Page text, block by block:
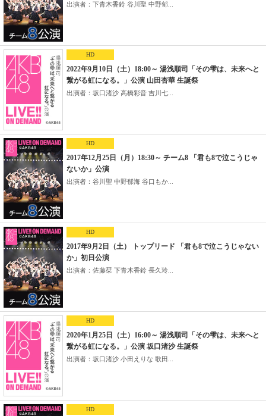
出演者：下青木香鈴 谷川聖 中野郁...
HD
2022年9月10日（土）18:00～ 湯浅順司「その雫は、未来へと
繋がる虹になる。」公演 山田杏華 生誕祭
出演者：坂口渚沙 高橋彩音 吉川七...
HD
2017年12月25日（月）18:30～ チーム8 「君も8で泣こうじゃ
ないか」公演
出演者：谷川聖 中野郁海 谷口もか...
HD
2017年9月2日（土） トップリード 「君も8で泣こうじゃない
か」初日公演
出演者：佐藤栞 下青木香鈴 長久玲...
HD
2020年1月25日（土）16:00～ 湯浅順司「その雫は、未来へと
繋がる虹になる。」公演 坂口渚沙 生誕祭
出演者：坂口渚沙 小田えりな 歌田...
HD